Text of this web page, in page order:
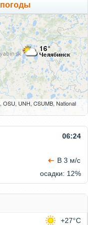
UNH, CSUMB, National
06:24
В 3 м/с
осадки: 12%
+27°C